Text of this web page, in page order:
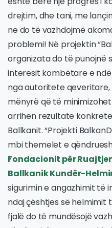
drejtim, dhe tani, me
ne do të vazhdojmë
problemi! Në projektin
organizata do të punojnë
interesit kombëtare e
nga autoritete qeveritare,
mënyrë që të
arrihen rezultate
Ballkanit. “Projekti
mbi themelet e
Fondacionit për
Ballkanik Kundër-
sigurimin e angazhimit të
ndaj çështjes së helmimit
fjalë do të mundësojë